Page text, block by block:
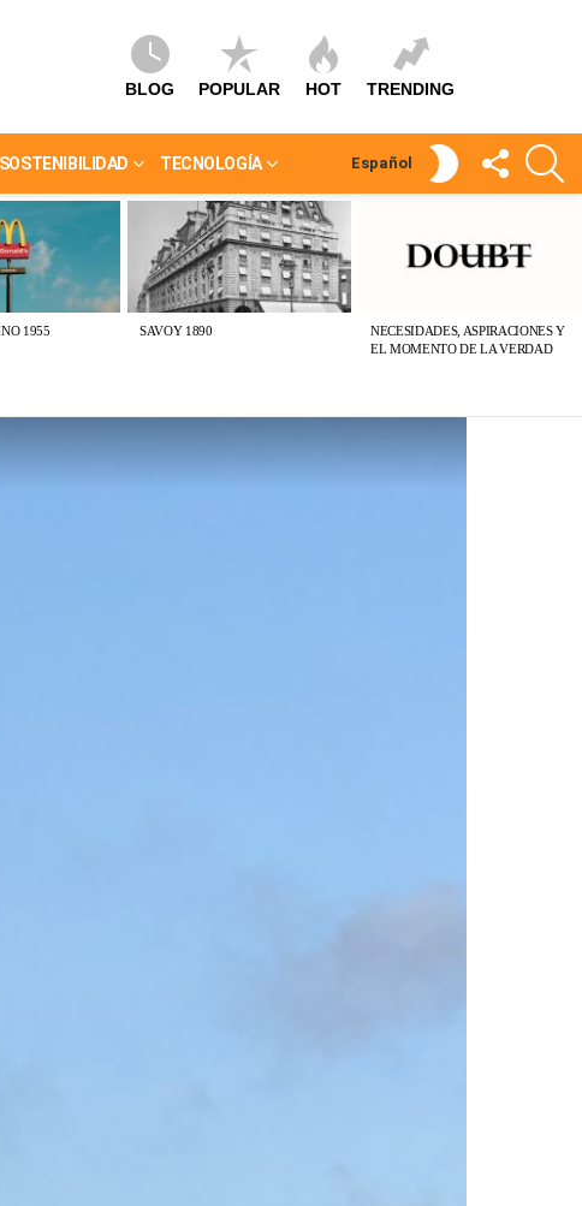
BLOG POPULAR HOT TRENDING
SOSTENIBILIDAD TECNOLOGÍA Español
SKIN
SÍGUEME
1955 SAVOY 1890
NECESIDADES, ASPIRACIONES Y
EL MOMENTO DE LA VERDAD